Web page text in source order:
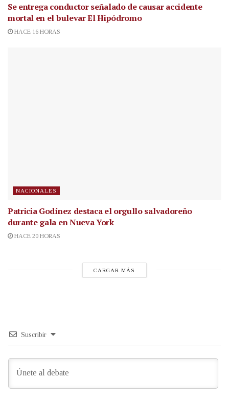
Se entrega conductor señalado de causar accidente
mortal en el bulevar El Hipódromo
HACE 16 HORAS
NACIONALES
Patricia Godínez destaca el orgullo salvadoreño
durante gala en Nueva York
HACE 20 HORAS
CARGAR MÁS
Suscribir